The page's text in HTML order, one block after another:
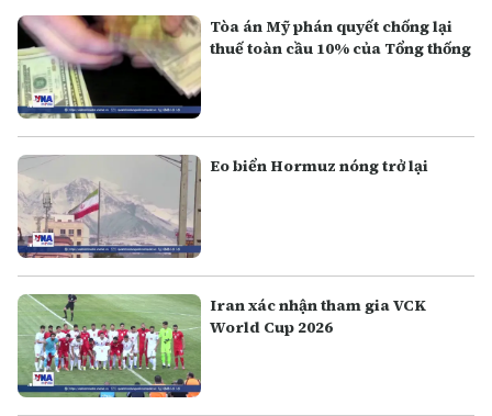
Tòa án Mỹ phán quyết chống lại
thuế toàn cầu 10% của Tổng thống
Eo biển Hormuz nóng trở lại
Iran xác nhận tham gia VCK
World Cup 2026